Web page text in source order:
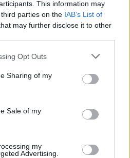
This information may
parties on the IAB’s List of
may further disclose it to other
app uses one or more Google
behaviour. You may click to
and its third-party tags to
purposes in below Google
Opt Outs
Sharing of my
Sale of my
my
Advertising.